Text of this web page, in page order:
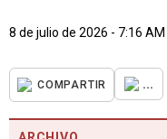
8 de julio de 2026 - 7:16 AM
COMPARTIR ...